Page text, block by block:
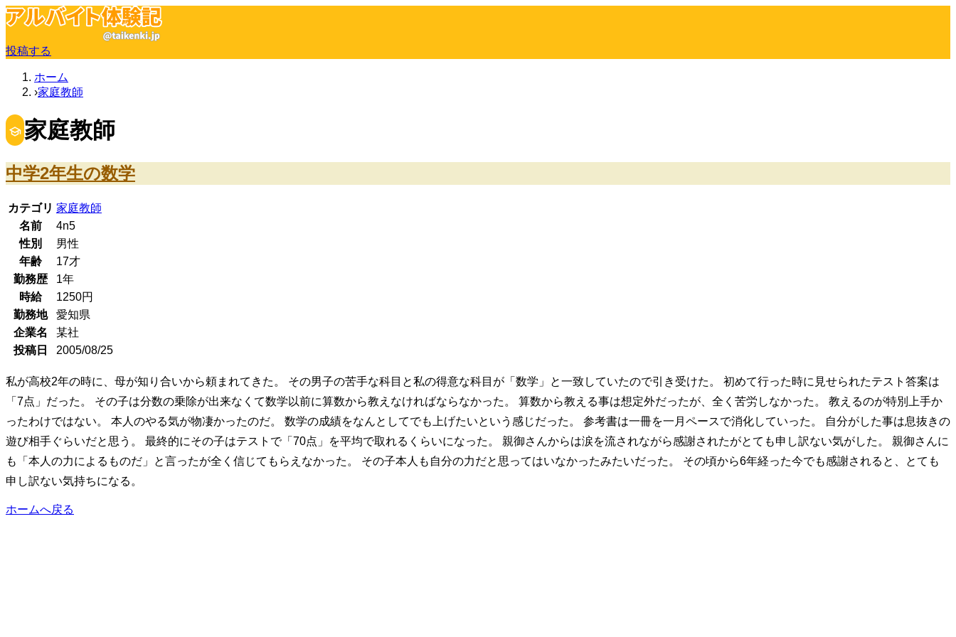
投稿する
ホーム
家庭教師
家庭教師
中学2年生の数学
カテゴリ 家庭教師
名前
4n5
性別
男性
年齢
17才
勤務歴
1年
時給
1250円
勤務地
愛知県
企業名
某社
投稿日
2005/08/25
私が高校2年の時に、母が知り合いから頼まれてきた。 その男子の苦手な科目と私の得意な科目が「数学」と一致していたので引き受けた。 初めて行った時に見せられたテスト答案は
「7点」だった。 その子は分数の乗除が出来なくて数学以前に算数から教えなければならなかった。 算数から教える事は想定外だったが、全く苦労しなかった。 教えるのが特別上手か
ったわけではない。 本人のやる気が物凄かったのだ。 数学の成績をなんとしてでも上げたいという感じだった。 参考書は一冊を一月ペースで消化していった。 自分がした事は息抜きの
遊び相手ぐらいだと思う。 最終的にその子はテストで「70点」を平均で取れるくらいになった。 親御さんからは涙を流されながら感謝されたがとても申し訳ない気がした。 親御さんに
も「本人の力によるものだ」と言ったが全く信じてもらえなかった。 その子本人も自分の力だと思ってはいなかったみたいだった。 その頃から6年経った今でも感謝されると、とても
申し訳ない気持ちになる。
ホームへ戻る